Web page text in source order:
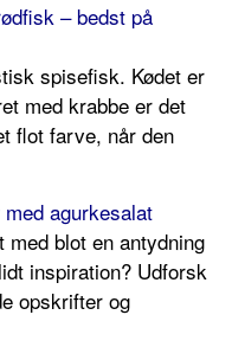
– bedst på
spisefisk. Kødet er
med krabbe er det
flot farve, når den
agurkesalat
blot en antydning
inspiration? Udforsk
opskrifter og